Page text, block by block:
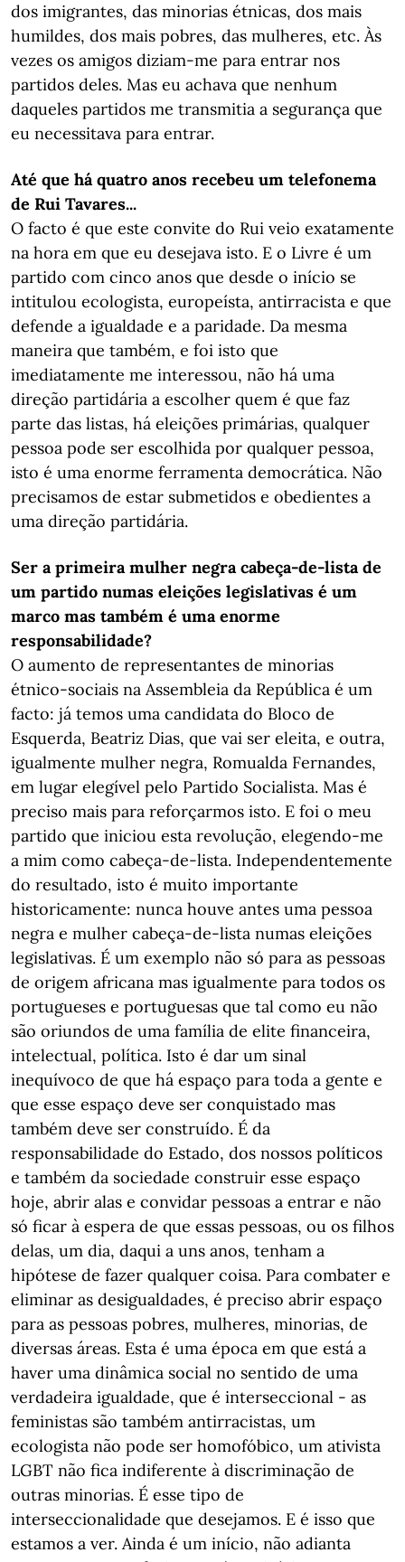
dos imigrantes, das minorias étnicas, dos mais
humildes, dos mais pobres, das mulheres, etc. Às
vezes os amigos diziam-me para entrar nos
partidos deles. Mas eu achava que nenhum
daqueles partidos me transmitia a segurança que
eu necessitava para entrar.
Até que há quatro anos recebeu um telefonema
de Rui Tavares...
O facto é que este convite do Rui veio exatamente
na hora em que eu desejava isto. E o Livre é um
partido com cinco anos que desde o início se
intitulou ecologista, europeísta, antirracista e que
defende a igualdade e a paridade. Da mesma
maneira que também, e foi isto que
imediatamente me interessou, não há uma
direção partidária a escolher quem é que faz
parte das listas, há eleições primárias, qualquer
pessoa pode ser escolhida por qualquer pessoa,
isto é uma enorme ferramenta democrática. Não
precisamos de estar submetidos e obedientes a
uma direção partidária.
Ser a primeira mulher negra cabeça-de-lista de
um partido numas eleições legislativas é um
marco mas também é uma enorme
responsabilidade?
O aumento de representantes de minorias
étnico-sociais na Assembleia da República é um
facto: já temos uma candidata do Bloco de
Esquerda, Beatriz Dias, que vai ser eleita, e outra,
igualmente mulher negra, Romualda Fernandes,
em lugar elegível pelo Partido Socialista. Mas é
preciso mais para reforçarmos isto. E foi o meu
partido que iniciou esta revolução, elegendo-me
a mim como cabeça-de-lista. Independentemente
do resultado, isto é muito importante
historicamente: nunca houve antes uma pessoa
negra e mulher cabeça-de-lista numas eleições
legislativas. É um exemplo não só para as pessoas
de origem africana mas igualmente para todos os
portugueses e portuguesas que tal como eu não
são oriundos de uma família de elite financeira,
intelectual, política. Isto é dar um sinal
inequívoco de que há espaço para toda a gente e
que esse espaço deve ser conquistado mas
também deve ser construído. É da
responsabilidade do Estado, dos nossos políticos
e também da sociedade construir esse espaço
hoje, abrir alas e convidar pessoas a entrar e não
só ficar à espera de que essas pessoas, ou os filhos
delas, um dia, daqui a uns anos, tenham a
hipótese de fazer qualquer coisa. Para combater e
eliminar as desigualdades, é preciso abrir espaço
para as pessoas pobres, mulheres, minorias, de
diversas áreas. Esta é uma época em que está a
haver uma dinâmica social no sentido de uma
verdadeira igualdade, que é interseccional - as
feministas são também antirracistas, um
ecologista não pode ser homofóbico, um ativista
LGBT não fica indiferente à discriminação de
outras minorias. É esse tipo de
interseccionalidade que desejamos. E é isso que
estamos a ver. Ainda é um início, não adianta